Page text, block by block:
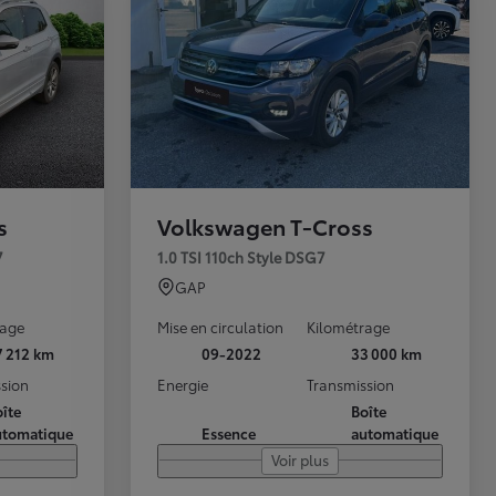
Rachat de véhicule toute marque
Réservez en ligne votre
212 km
Volkswagen T-Cross
1.0 TSI 110ch Style DSG7
GAP
Mise en circulation
09-2022
Kilométrage
33 000 km
Energie
Essence
Transmission
Boîte
automatique
Voir plus